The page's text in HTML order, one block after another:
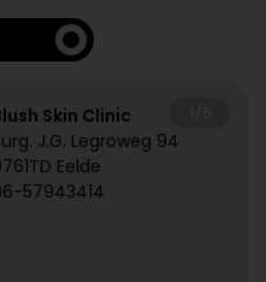
Skin Clinic
J.G. Legroweg 94
Eelde
57943414